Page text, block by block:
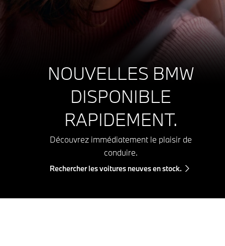
NOUVELLES BMW
DISPONIBLE
RAPIDEMENT.
Découvrez immédiatement le plaisir de
conduire.
Rechercher les voitures neuves en stock.